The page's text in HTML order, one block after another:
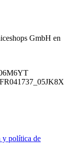
GmbH en
y política de